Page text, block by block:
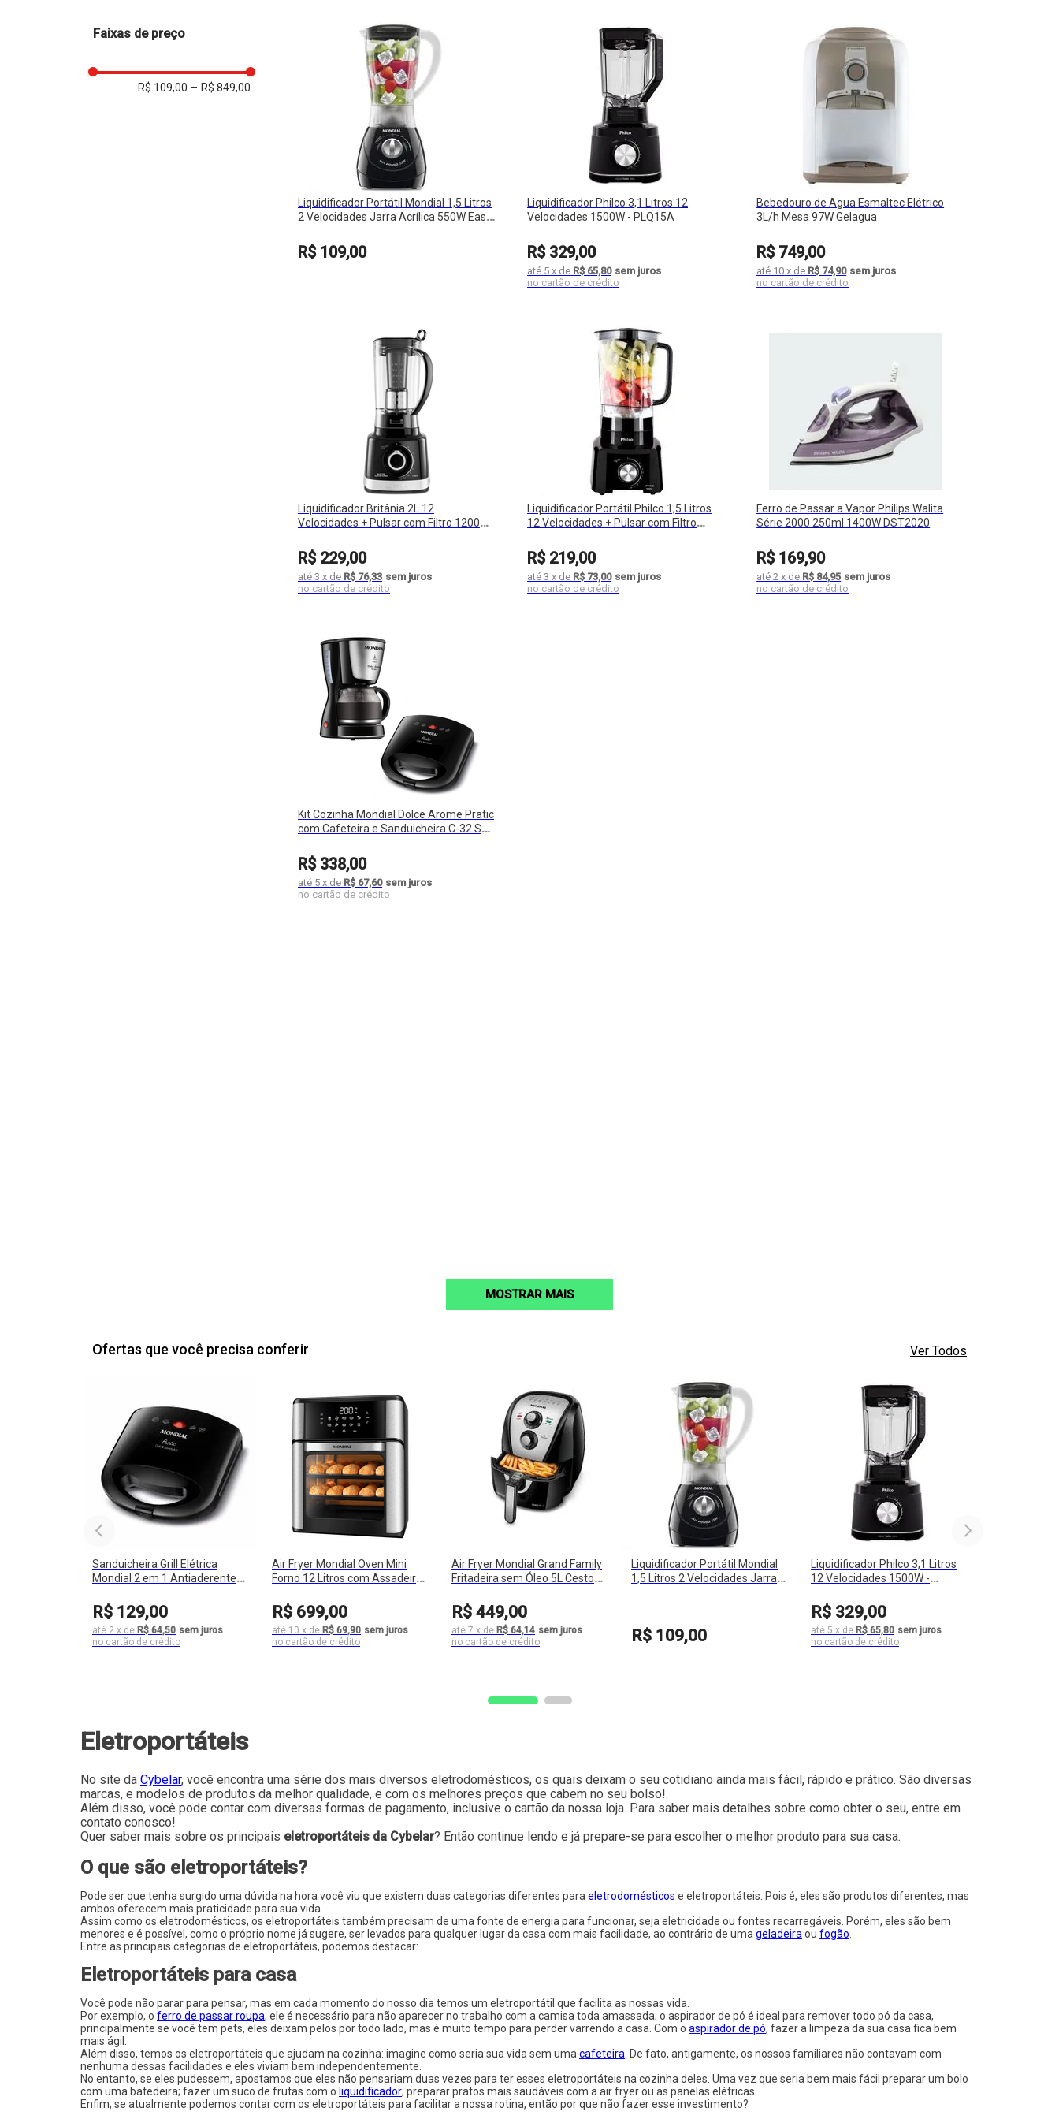
Faixas de preço
R$ 109,00 – R$ 849,00
Liquidificador Portátil Mondial 1,5 Litros
2 Velocidades Jarra Acrílica 550W Easy
R$ 109,00
Liquidificador Philco 3,1 Litros 12
Velocidades 1500W - PLQ15A
R$ 329,00
até 5 x de R$ 65,80 sem juros
Bebedouro de Agua Esmaltec Elétrico
3L/h Mesa 97W Gelagua
R$ 749,00
até 10 x de R$ 74,90 sem juros
Liquidificador Britânia 2L 12
Velocidades + Pulsar com Filtro 1200W
R$ 229,00
até 3 x de R$ 76,33 sem juros
Liquidificador Portátil Philco 1,5 Litros
12 Velocidades + Pulsar com Filtro
R$ 219,00
até3 x de R$ 73,00 sem juros
Ferro de Passar a Vapor Philips Walita
Série 2000 250ml 1400W DST2020
R$ 169,90
até2 x de R$ 84,95 sem juros
Kit Cozinha Mondial Dolce Arome Pratic
com Cafeteira e Sanduicheira C-32 SN-
R$ 338,00
até 5 x de R$ 67,60 sem juros
MOSTRAR MAIS
Ofertas que você precisa conferir Ver Todos
Sanduicheira Grill Elétrica
Mondial 2 em 1 Antiaderente
R$ 129,00
até 2 x de R$ 64,50 sem juros
Air Fryer Mondial Oven Mini
Forno 12 Litros com Assadeiras
R$ 699,00
até 10 x de R$ 69,90 sem juros
Air Fryer Mondial Grand Family
Fritadeira sem Óleo 5L Cesto
R$ 449,00
até 7 x de R$ 64,14 sem juros
Liquidificador Portátil Mondial
1,5 Litros 2 Velocidades Jarra
R$ 109,00
Liquidificador Philco 3,1 Litros
12 Velocidades 1500W -
R$ 329,00
até 5 x de R$ 65,80 sem juros
Eletroportáteis
No site da Cybelar, você encontra uma série dos mais diversos eletrodomésticos, os quais deixam o seu cotidiano ainda mais fácil, rápido e prático. São diversas
marcas, e modelos de produtos da melhor qualidade, e com os melhores preços que cabem no seu bolso!.
Além disso, você pode contar com diversas formas de pagamento, inclusive o cartão da nossa loja. Para saber mais detalhes sobre como obter o seu, entre em
contato conosco!
Quer saber mais sobre os principais eletroportáteis da Cybelar? Então continue lendo e já prepare-se para escolher o melhor produto para sua casa.
O que são eletroportáteis?
Pode ser que tenha surgido uma dúvida na hora você viu que existem duas categorias diferentes para eletrodomésticos e eletroportáteis. Pois é, eles são produtos diferentes, mas
ambos oferecem mais praticidade para sua vida.
Assim como os eletrodomésticos, os eletroportáteis também precisam de uma fonte de energia para funcionar, seja eletricidade ou fontes recarregáveis. Porém, eles são bem
menores e é possível, como o próprio nome já sugere, ser levados para qualquer lugar da casa com mais facilidade, ao contrário de uma geladeira ou fogão
Entre as principais categorias de eletroportáteis, podemos destacar:
Eletroportáteis para casa
Você pode não parar para pensar, mas em cada momento do nosso dia temos um eletroportátil que facilita as nossas vida.
Por exemplo, o ferro de passar roupa, ele é necessário para não aparecer no trabalho com a camisa toda amassada; o aspirador de pó é ideal para remover todo pó da casa,
principalmente se você tem pets, eles deixam pelos por todo lado, mas é muito tempo para perder varrendo a casa. Com o aspirador de pó, fazer a limpeza da sua casa fica bem
mais ágil.
Além disso, temos os eletroportáteis que ajudam na cozinha: imagine como seria sua vida sem uma cafeteira . De fato, antigamente, os nossos familiares não contavam com
nenhuma dessas facilidades e eles viviam bem independentemente.
No entanto, se eles pudessem, apostamos que eles não pensariam duas vezes para ter esses eletroportáteis na cozinha deles. Uma vez que seria bem mais fácil preparar um bolo
com uma batedeira; fazer um suco de frutas com o liquidificador; preparar pratos mais saudáveis com a air fryer ou as panelas elétricas.
Enfim, se atualmente podemos contar com os eletroportáteis para facilitar a nossa rotina, então por que não fazer esse investimento?